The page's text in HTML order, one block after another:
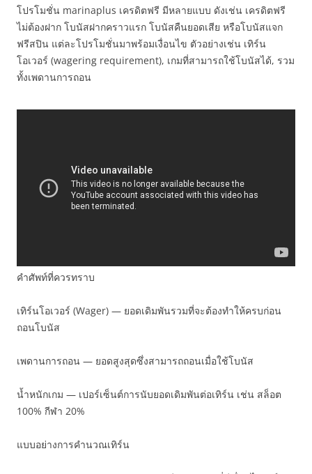
โปรโมชั่น marinaplus เครดิตฟรี มีหลายแบบ ดังเช่น เครดิตฟรี
ไม่ต้องฝาก โบนัสฝากคราวแรก โบนัสคืนยอดเสีย หรือโบนัสแจก
ฟรีสปิน แต่ละโปรโมชั่นมาพร้อมเงื่อนไข ตัวอย่างเช่น เทิร์น
โอเวอร์ (wagering requirement), เกมที่สามารถใช้โบนัสได้, รวม
ทั้งเพดานการถอน
คำศัพท์ที่ควรทราบ
เทิร์นโอเวอร์ (Wager) — ยอดเดิมพันรวมที่จะต้องทำให้ครบก่อน
ถอนโบนัส
เพดานการถอน — ยอดสูงสุดซึ่งสามารถถอนเมื่อใช้โบนัส
น้ำหนักเกม — เปอร์เซ็นต์การนับยอดเดิมพันต่อเทิร์น เช่น สล็อต
100% กีฬา 20%
แบบอย่างการคำนวณเทิร์น